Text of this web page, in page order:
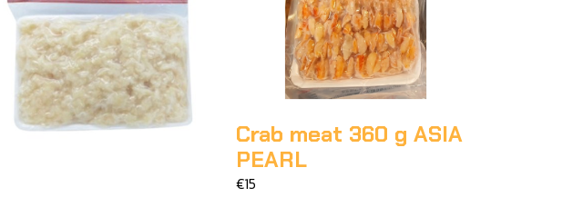
Crab meat 360 g ASIA
PEARL
€15